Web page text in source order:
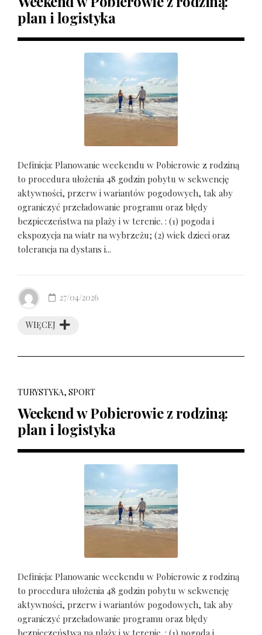
plan i logistyka
Definicja: Planowanie weekendu w Pobierowie z rodziną
to procedura ułożenia 48 godzin pobytu w sekwencję
aktywności, przerw i wariantów pogodowych, tak aby
ograniczyć przeładowanie programu oraz błędy
bezpieczeństwa na plaży i w terenie. : (1) pogoda i
ekspozycja na wiatr na wybrzeżu; (2) wiek dzieci oraz
tolerancja na dystans i...
WIĘCEJ
27/04/2026
TURYSTYKA, SPORT
Weekend w Pobierowie z rodziną:
plan i logistyka
Definicja: Planowanie weekendu w Pobierowie z rodziną
to procedura ułożenia 48 godzin pobytu w sekwencję
aktywności, przerw i wariantów pogodowych, tak aby
ograniczyć przeładowanie programu oraz błędy
bezpieczeństwa na plaży i w terenie. : (1) pogoda i